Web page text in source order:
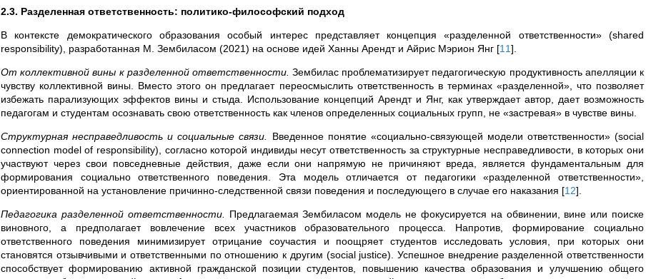
2.3. Разделенная ответственность: политико-философский подход
В контексте демократического образования особый интерес представляет концепция «разделенной ответственности» (shared
responsibility), разработанная М. Зембиласом (2021) на основе идей Ханны Арендт и Айрис Мэрион Янг [11]
От коллективной вины к разделенной ответственности. Зембилас проблематизирует педагогическую продуктивность апелляции к
чувству коллективной вины. Вместо этого он предлагает переосмыслить ответственность в терминах «разделенной», что позволяет
избежать парализующих эффектов вины и стыда. Использование концепций Арендт и Янг, как утверждает автор, дает возможность
педагогам и студентам осознавать свою ответственность как членов определенных социальных групп, не «застревая» в чувстве вины.
Структурная несправедливость и социальные связи. Введенное понятие «социально-связующей модели ответственности» (social
connection model of responsibility), согласно которой индивиды несут ответственность за структурные несправедливости, в которых они
участвуют через свои повседневные действия, даже если они напрямую не причиняют вреда, является фундаментальным для
формирования социально ответственного поведения. Эта модель отличается от педагогики «разделенной ответственности»,
ориентированной на установление причинно-следственной связи поведения и последующего в случае его наказания [12]
Педагогика разделенной ответственности.
Предлагаемая Зембиласом модель не фокусируется на обвинении, вине или поиске
виновного, а предполагает вовлечение всех участников образовательного процесса. Напротив, формирование социально
ответственного поведения минимизирует отрицание соучастия и поощряет студентов исследовать условия, при которых они
становятся отзывчивыми и ответственными по отношению к другим (social justice). Успешное внедрение разделенной ответственности
способствует формированию активной гражданской позиции студентов, повышению качества образования и улучшению общего